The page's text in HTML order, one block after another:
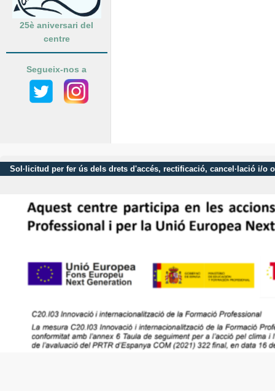
25è aniversari del
centre
Segueix-nos a
Sol·licitud per fer ús dels drets d'accés, rectificació, cancel·lació i/